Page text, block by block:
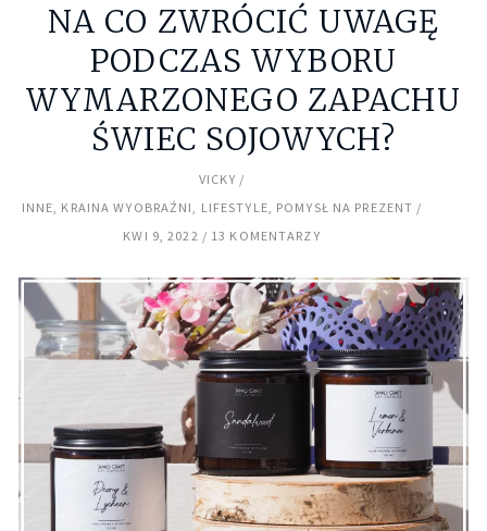
NA CO ZWRÓCIĆ UWAGĘ
PODCZAS WYBORU
WYMARZONEGO ZAPACHU
ŚWIEC SOJOWYCH?
VICKY
INNE KRAINA WYOBRAŹNI LIFESTYLE POMYSŁ NA PREZENT
KWI 9, 2022
13 KOMENTARZY